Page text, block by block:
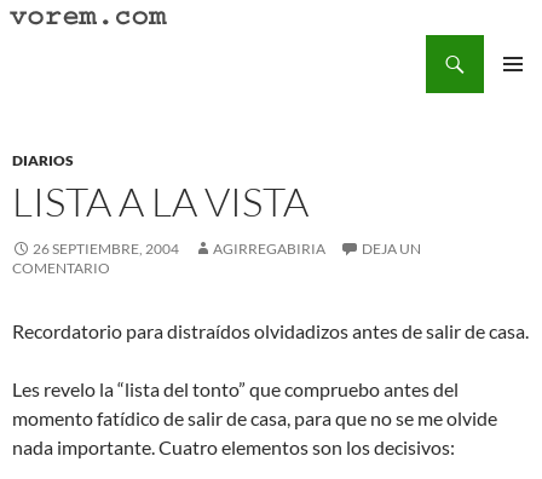
Saltar
DIARIOS
LISTA A LA VISTA
26 SEPTIEMBRE, 2004 AGIRREGABIRIA
DEJA UN
COMENTARIO
Recordatorio para distraídos olvidadizos antes de salir de casa.
Les revelo la “lista del tonto” que compruebo antes del
momento fatídico de salir de casa, para que no se me olvide
nada importante. Cuatro elementos son los decisivos: